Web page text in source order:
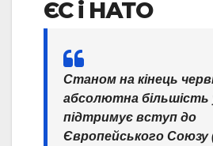
ЄС і НАТО
Станом на кінець
абсолютна більшість
підтримує вступ до
Європейського Союзу